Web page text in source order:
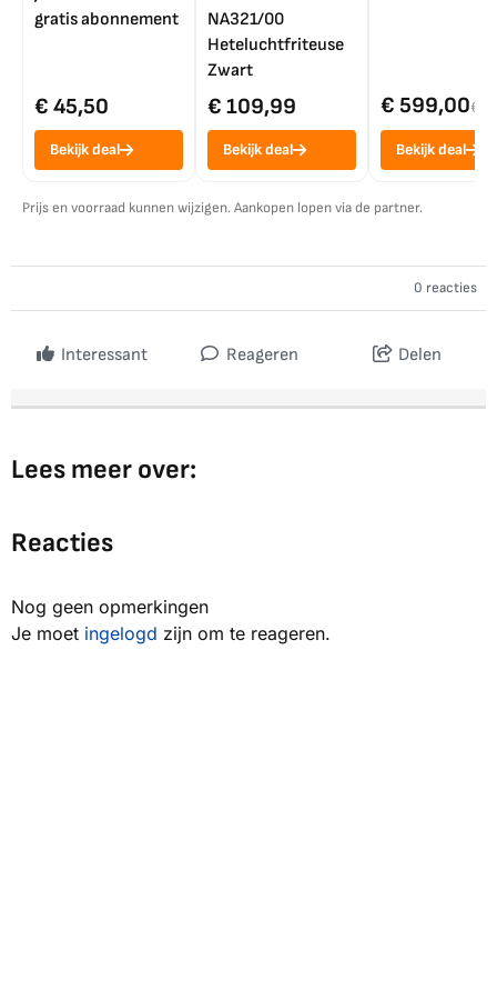
gratis abonnement
€ 45,50
Bekijk deal
NA321/00
Heteluchtfriteuse
Zwart
€ 109,99
Bekijk deal
€ 599,00€
Bekijk deal
Prijs en voorraad kunnen wijzigen. Aankopen lopen via de partner.
0 reacties
Interessant Reageren Delen
Lees meer over:
Reacties
Nog geen opmerkingen
Je moet ingelogd zijn om te reageren.